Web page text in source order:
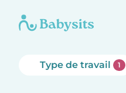
Type de travail 1